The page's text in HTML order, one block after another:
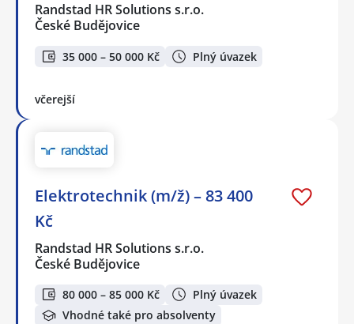
Randstad HR Solutions s.r.o.
České Budějovice
35 000 – 50 000 Kč Plný úvazek
včerejší
Elektrotechnik (m/ž) – 83 400
Kč
Randstad HR Solutions s.r.o.
České Budějovice
80 000 – 85 000 Kč
Plný úvazek
Vhodné také pro absolventy